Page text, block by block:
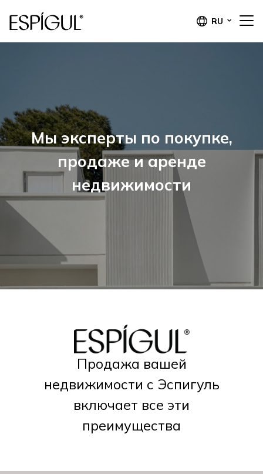
RU
Мы эксперты по покупке,
продаже и аренде
недвижимости
Продажа вашей
недвижимости с Эспигуль
включает все эти
преимущества